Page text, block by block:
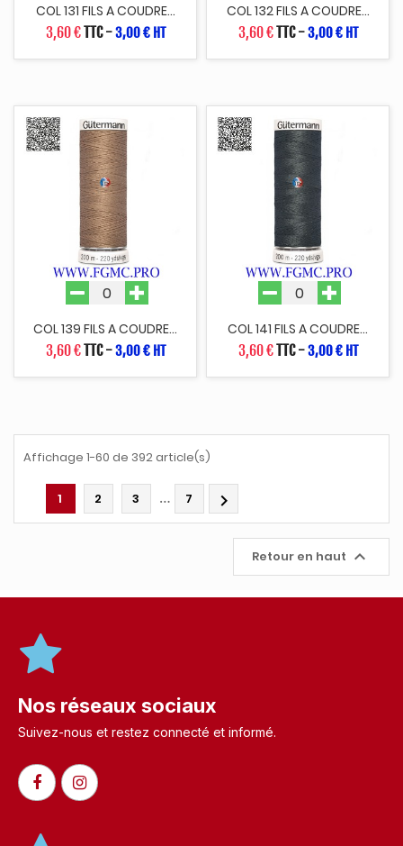
COL 131 FILS A COUDRE...
3,60 €TTC-3,00 € HT
COL 132 FILS A COUDRE...
3,60 €TTC-3,00 € HT
COL 139 FILS A COUDRE...
3,60 €TTC-3,00 € HT
COL 141 FILS A COUDRE...
3,60 €TTC-3,00 € HT
Affichage 1-60 de 392 article(s)
1 2 3 … 7 
Retour en haut 
Nos réseaux sociaux
Suivez-nous et restez connecté et informé.​